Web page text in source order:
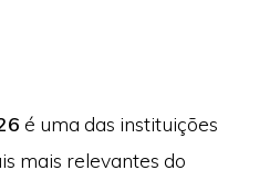
é uma das instituições
mais relevantes do